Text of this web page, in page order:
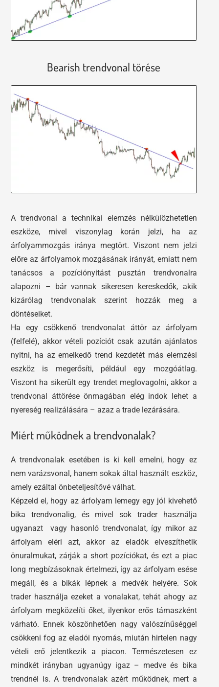
Bearish trendvonal törése
A trendvonal a technikai elemzés nélkülözhetetlen
eszköze, mivel viszonylag korán jelzi, ha az
árfolyammozgás iránya megtört. Viszont nem jelzi
előre az árfolyamok mozgásának irányát, emiatt nem
tanácsos a pozíciónyitást pusztán trendvonalra
alapozni – bár vannak sikeresen kereskedők, akik
kizárólag trendvonalak szerint hozzák meg a
döntéseiket.
Ha egy csökkenő trendvonalat áttör az árfolyam
(felfelé), akkor vételi pozíciót csak azután ajánlatos
nyitni, ha az emelkedő trend kezdetét más elemzési
eszköz is megerősíti, például egy mozgóátlag.
Viszont ha sikerült egy trendet meglovagolni, akkor a
trendvonal áttörése önmagában elég indok lehet a
nyereség realizálására – azaz a trade lezárására.
Miért működnek a trendvonalak?
A trendvonalak esetében is ki kell emelni, hogy ez
nem varázsvonal, hanem sokak által használt eszköz,
amely ezáltal önbeteljesítővé válhat.
Képzeld el, hogy az árfolyam lemegy egy jól kivehető
bika trendvonalig, és mivel sok trader használja
ugyanazt vagy hasonló trendvonalat, így mikor az
árfolyam eléri azt, akkor az eladók elveszíthetik
önuralmukat, zárják a short pozíciókat, és ezt a piac
long megbízásoknak értelmezi, így az árfolyam esése
megáll, és a bikák lépnek a medvék helyére. Sok
trader használja ezeket a vonalakat, tehát ahogy az
árfolyam megközelíti őket, ilyenkor erős támaszként
várható. Ennek köszönhetően nagy valószínűséggel
csökkeni fog az eladói nyomás, miután hirtelen nagy
vételi erő jelentkezik a piacon. Természetesen ez
mindkét irányban ugyanúgy igaz – medve és bika
trendnél is. A trendvonalak azért működnek, mert a